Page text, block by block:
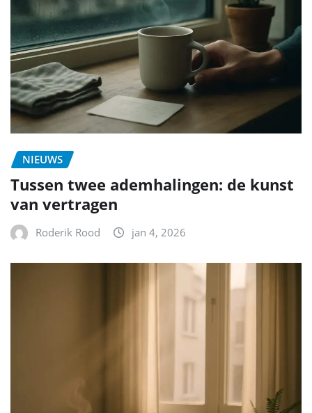
NIEUWS
Tussen twee ademhalingen: de kunst
van vertragen
Roderik Rood jan 4, 2026